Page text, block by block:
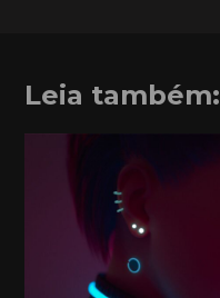
Leia também: